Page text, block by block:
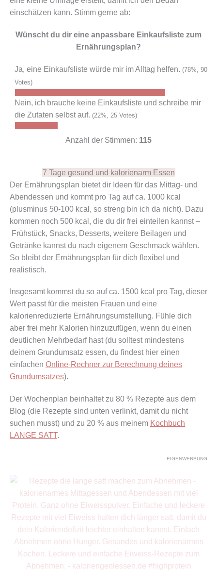
einschätzen kann. Stimm gerne ab:
Wünscht du dir eine anpassbare Einkaufsliste zum
Ernährungsplan?
Ja, eine Einkaufsliste würde mir im Alltag helfen. (78%, 90
Votes)
Nein, ich brauche keine Einkaufsliste und schreibe mir
die Zutaten selbst auf. (22%, 25 Votes)
Anzahl der Stimmen: 115
7 Tage gesund und kalorienarm Essen
Der Ernährungsplan bietet dir Ideen für das Mittag- und
Abendessen und kommt pro Tag auf ca. 1000 kcal
(plusminus 50-100 kcal, so streng bin ich da nicht). Dazu
kommen noch 500 kcal, die du dir frei einteilen kannst –
Frühstück, Snacks, Desserts, weitere Beilagen und
Getränke kannst du nach eigenem Geschmack wählen.
So bleibt der Ernährungsplan für dich flexibel und
realistisch.
Insgesamt kommst du so auf ca. 1500 kcal pro Tag, dieser
Wert passt für die meisten Frauen und eine
kalorienreduzierte Ernährungsumstellung. Fühle dich
aber frei mehr Kalorien hinzuzufügen, wenn du einen
deutlichen Mehrbedarf hast (du solltest mindestens
deinem Grundumsatz essen, du findest hier einen
einfachen Online-Rechner zur Berechnung deines
Grundumsatzes).
Der Wochenplan beinhaltet zu 80 % Rezepte aus dem
Blog (die Rezepte sind unten verlinkt, damit du nicht
suchen musst) und zu 20 % aus meinem Kochbuch
LANGE SATT.
EIGENWERBUNG